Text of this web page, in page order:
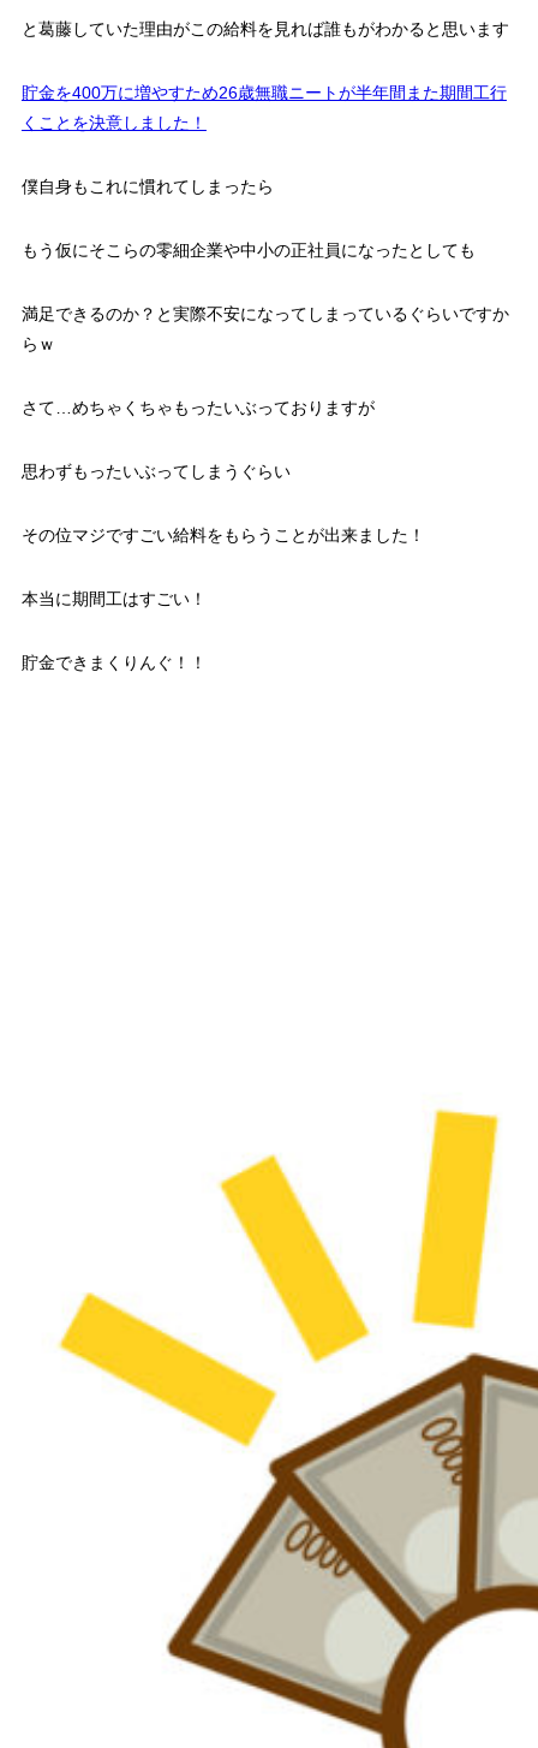
と葛藤していた理由がこの給料を見れば誰もがわかると思います
貯金を400万に増やすため26歳無職ニートが半年間また期間工行
くことを決意しました！
僕自身もこれに慣れてしまったら
もう仮にそこらの零細企業や中小の正社員になったとしても
満足できるのか？と実際不安になってしまっているぐらいですか
らｗ
さて…めちゃくちゃもったいぶっておりますが
思わずもったいぶってしまうぐらい
その位マジですごい給料をもらうことが出来ました！
本当に期間工はすごい！
貯金できまくりんぐ！！